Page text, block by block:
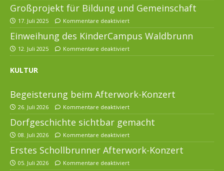
Großprojekt für Bildung und Gemeinschaft
17. Juli 2025 Kommentare deaktiviert
Einweihung des KinderCampus Waldbrunn
12. Juli 2025 Kommentare deaktiviert
KULTUR
Begeisterung beim Afterwork-Konzert
26. Juli 2026 Kommentare deaktiviert
Dorfgeschichte sichtbar gemacht
08. Juli 2026 Kommentare deaktiviert
Erstes Schollbrunner Afterwork-Konzert
05. Juli 2026 Kommentare deaktiviert